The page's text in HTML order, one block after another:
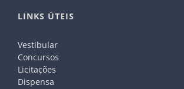
LINKS ÚTEIS
Vestibular
Concursos
Licitações
Dispensa